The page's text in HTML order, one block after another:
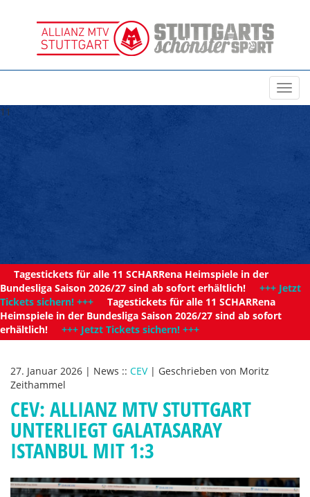
11
Tagestickets für alle 11 SCHARRena Heimspiele in der
Bundesliga Saison 2026/27 sind ab sofort erhältlich! +++ Jetzt
Tickets sichern! +++ Tagestickets für alle 11 SCHARRena
Heimspiele in der Bundesliga Saison 2026/27 sind ab sofort
erhältlich! +++ Jetzt Tickets sichern! +++
27. Januar 2026 | News :: CEV | Geschrieben von Moritz
Zeithammel
CEV: ALLIANZ MTV STUTTGART
UNTERLIEGT GALATASARAY
ISTANBUL MIT 1:3